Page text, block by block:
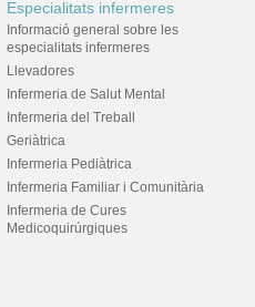
Especialitats infermeres
Informació general sobre les
especialitats infermeres
Llevadores
Infermeria de Salut Mental
Infermeria del Treball
Geriàtrica
Infermeria Pediàtrica
Infermeria Familiar i Comunitària
Infermeria de Cures
Medicoquirúrgiques